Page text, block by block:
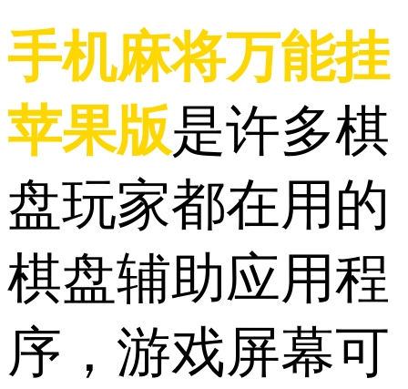
手机麻将万能挂
苹果版是许多棋
盘玩家都在用的
棋盘辅助应用程
序，游戏屏幕可